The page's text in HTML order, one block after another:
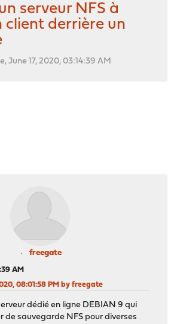
serveur NFS à
derrière un
June 17, 2020, 03:14:39 AM
freegate
AM
08:01:58 PM by freegate
dédié en ligne DEBIAN 9 qui
de sauvegarde NFS pour diverses